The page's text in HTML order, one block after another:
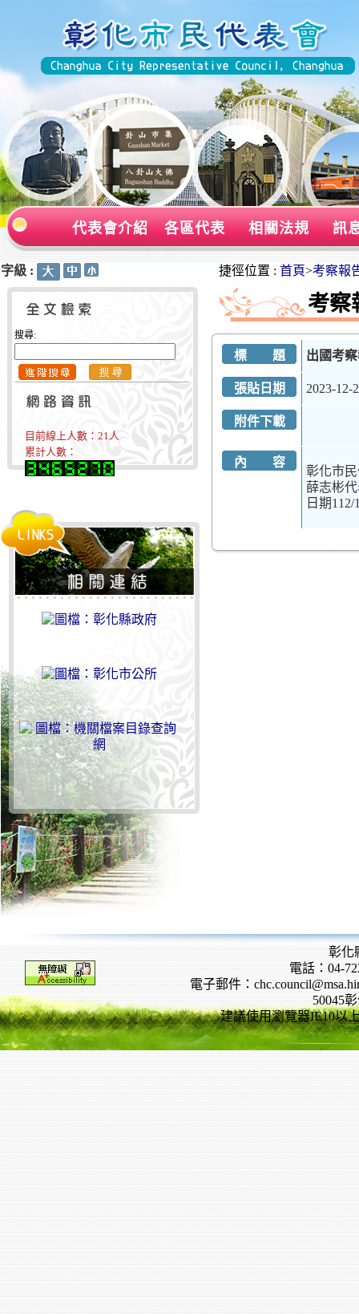
代表會介紹 各區代表 相關法規 訊
字級 :
搜尋:
目前線上人數： 21人
累計人數：
捷徑位置 : 首頁>考察報
考察
標 題 出國考
張貼日期 2023-12-
附件下載
內 容
彰化市
薛志彬
日期112/
彰化
電話：04-
電子郵件：
50045
建議使用瀏覽器IE10以